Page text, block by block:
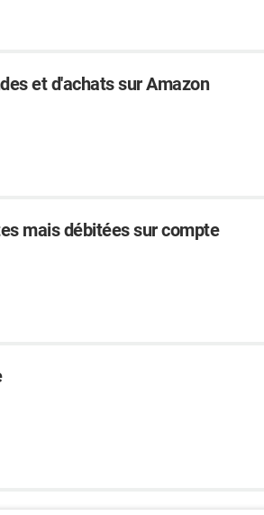
et d'achats sur Amazon
mais débitées sur compte